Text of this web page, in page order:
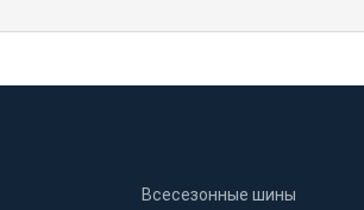
Всесезонные шины